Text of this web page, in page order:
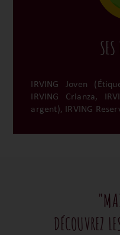
IRVING Joven
IRVING Crianza,
argent), IRVING
DÉCOUVREZ